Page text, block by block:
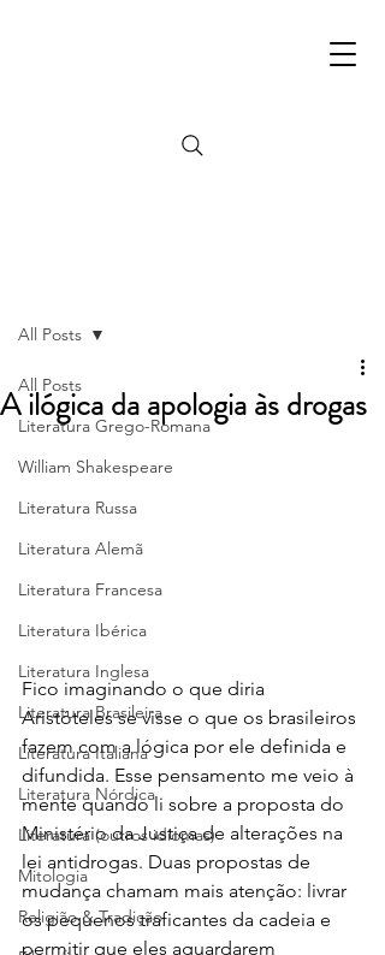
All Posts
Literatura Grego-Romana
William Shakespeare
Literatura Russa
Literatura Alemã
Literatura Francesa
Literatura Ibérica
Literatura Inglesa
Literatura Brasileira
Literatura Italiana
Literatura Nórdica
Literatura (outros idiomas)
Mitologia
Religião & Tradição
All Posts
A ilógica da apologia às drogas
Fico imaginando o que diria
Aristóteles se visse o que os brasileiros
fazem com a lógica por ele definida e
difundida. Esse pensamento me veio à
mente quando li sobre a proposta do
Ministério da Justiça de alterações na
lei antidrogas. Duas propostas de
mudança chamam mais atenção: livrar
os pequenos traficantes da cadeia e
permitir que eles aguardarem